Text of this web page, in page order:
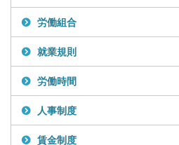
労働組合
就業規則
労働時間
人事制度
賃金制度